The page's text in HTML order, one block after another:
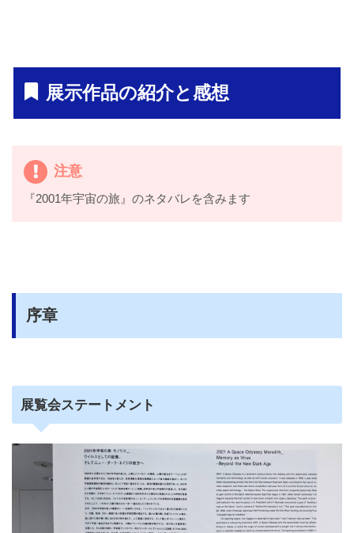
展示作品の紹介と感想
注意
『2001年宇宙の旅』のネタバレを含みます
序章
展覧会ステートメント